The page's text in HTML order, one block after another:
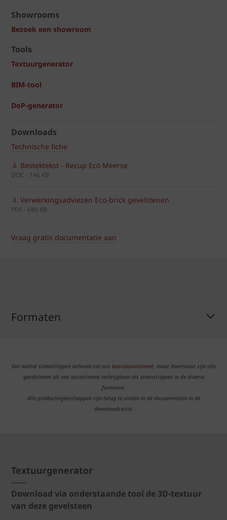
Showrooms
Bezoek een showroom
Tools
Textuurgenerator
BIM-tool
DoP-generator
Downloads
Technische fiche
Bestektekst - Recup Eco Meerse
DOC - 146 KB
Verwerkingsadviezen Eco-brick gevelstenen
PDF - 680 KB
Vraag gratis documentatie aan
Formaten
Een aantal steenstrippen behoren tot ons basisassortiment, maar daarnaast zijn alle
gevelstenen uit ons assortiment verkrijgbaar als steenstrippen in de diverse
formaten.
Alle producteigenschappen zijn terug te vinden in de documentatie in de
downloadsectie.
Textuurgenerator
Download via onderstaande tool de 3D-textuur
van deze gevelsteen